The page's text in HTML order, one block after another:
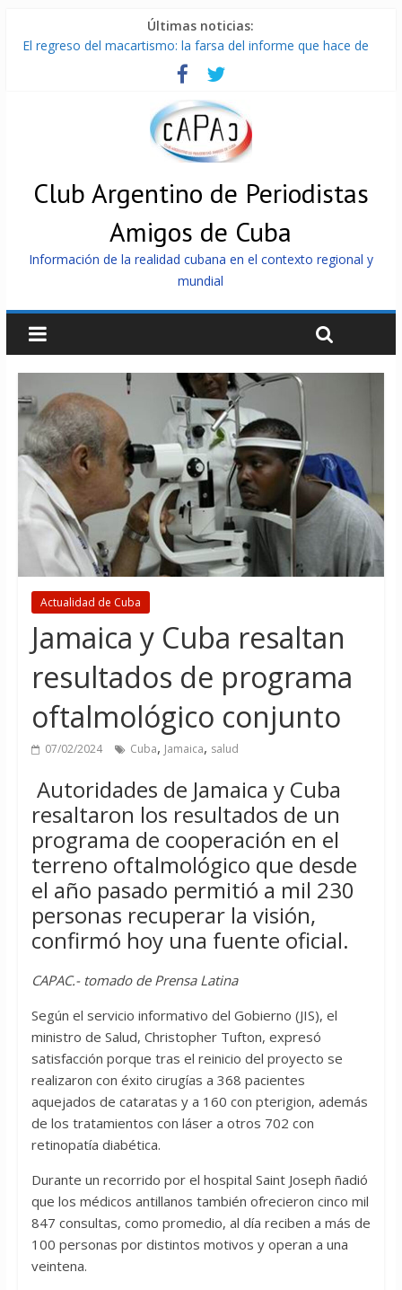
Últimas noticias:
El regreso del macartismo: la farsa del informe que hace de
Milei firmó memorándum con EE.UU sin informarlo
China presenta robots que pueden razonar, moverse y asistir
La Habana avanza en reconexión tras nuevo apagón
Más de 7 000 contenedores impedidos de llegar a Cuba
Club Argentino de Periodistas
Amigos de Cuba
Información de la realidad cubana en el contexto regional y
mundial
Actualidad de Cuba
Jamaica y Cuba resaltan
resultados de programa
oftalmológico conjunto
07/02/2024 Cuba, Jamaica, salud
Autoridades de Jamaica y Cuba
resaltaron los resultados de un
programa de cooperación en el
terreno oftalmológico que desde
el año pasado permitió a mil 230
personas recuperar la visión,
confirmó hoy una fuente oficial.
CAPAC.- tomado de Prensa Latina
Según el servicio informativo del Gobierno (JIS), el
ministro de Salud, Christopher Tufton, expresó
satisfacción porque tras el reinicio del proyecto se
realizaron con éxito cirugías a 368 pacientes
aquejados de cataratas y a 160 con pterigion, además
de los tratamientos con láser a otros 702 con
retinopatía diabética.
Durante un recorrido por el hospital Saint Joseph ñadió
que los médicos antillanos también ofrecieron cinco mil
847 consultas, como promedio, al día reciben a más de
100 personas por distintos motivos y operan a una
veintena.